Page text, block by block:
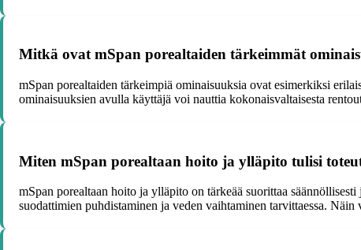
Mitkä ovat mSpan porealtaiden tärkeimmät
mSpan porealtaiden tärkeimpiä ominaisuuksia ovat esimerkiksi
ominaisuuksien avulla käyttäjä voi nauttia kokonaisvaltaisesta
Miten mSpan porealtaan hoito ja ylläpito tulisi
mSpan porealtaan hoito ja ylläpito on tärkeää suorittaa
suodattimien puhdistaminen ja veden vaihtaminen tarvittaessa.